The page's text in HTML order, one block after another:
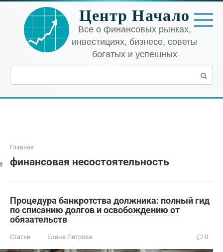
Перейти
контенту
Центр Начало
Все о финансовых рынках,
инвестициях, бизнесе, советы
богатых и успешных
Поиск:
Главная
финансовая несостоятельность
Процедура банкротства должника: полный гид
по списанию долгов и освобождению от
обязательств
Статьи Елена Петрова 0